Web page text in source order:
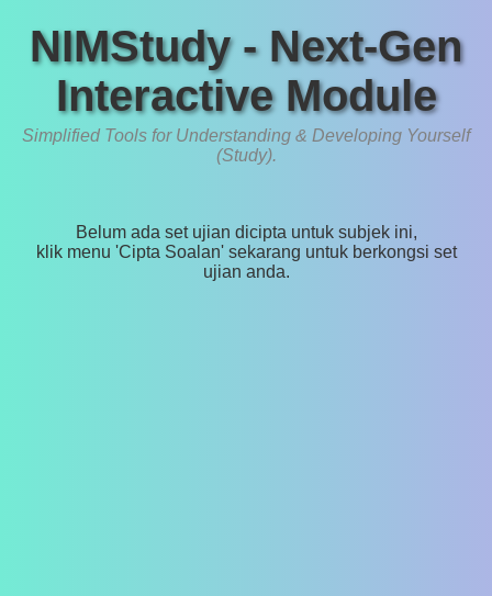
NIMStudy - Next-Gen
Interactive Module
Simplified Tools for Understanding & Developing Yourself
(Study).
Belum ada set ujian dicipta untuk subjek ini,
klik menu 'Cipta Soalan' sekarang untuk berkongsi set
ujian anda.